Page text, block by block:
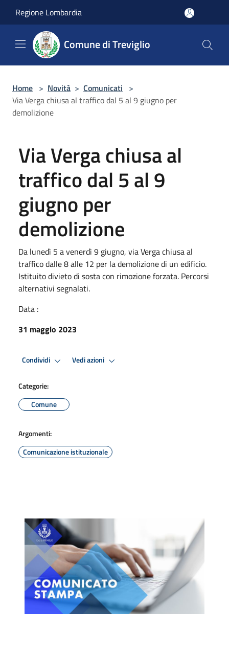
Regione Lombardia
Comune di Treviglio
Home > Novità > Comunicati >
Via Verga chiusa al traffico dal 5 al 9 giugno per
demolizione
Via Verga chiusa al
traffico dal 5 al 9
giugno per
demolizione
Da lunedì 5 a venerdì 9 giugno, via Verga chiusa al
traffico dalle 8 alle 12 per la demolizione di un edificio.
Istituito divieto di sosta con rimozione forzata. Percorsi
alternativi segnalati.
Data :
31 maggio 2023
Condividi Vedi azioni
Categorie:
Comune
Argomenti:
Comunicazione istituzionale